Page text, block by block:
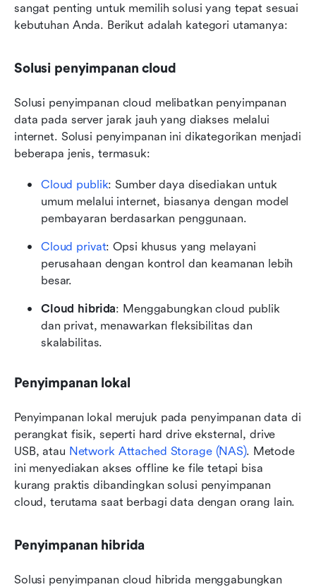
sangat penting untuk memilih solusi yang tepat sesuai
kebutuhan Anda. Berikut adalah kategori utamanya:
Solusi penyimpanan cloud
Solusi penyimpanan cloud melibatkan penyimpanan
data pada server jarak jauh yang diakses melalui
internet. Solusi penyimpanan ini dikategorikan menjadi
beberapa jenis, termasuk:
Cloud publik: Sumber daya disediakan untuk
umum melalui internet, biasanya dengan model
pembayaran berdasarkan penggunaan.
Cloud privat: Opsi khusus yang melayani
perusahaan dengan kontrol dan keamanan lebih
besar.
Cloud hibrida: Menggabungkan cloud publik
dan privat, menawarkan fleksibilitas dan
skalabilitas.
Penyimpanan lokal
Penyimpanan lokal merujuk pada penyimpanan data di
perangkat fisik, seperti hard drive eksternal, drive
USB, atau Network Attached Storage (NAS). Metode
ini menyediakan akses offline ke file tetapi bisa
kurang praktis dibandingkan solusi penyimpanan
cloud, terutama saat berbagi data dengan orang lain.
Penyimpanan hibrida
Solusi penyimpanan cloud hibrida menggabungkan